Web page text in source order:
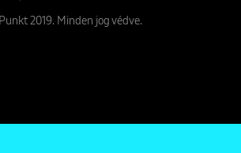
2019. Minden jog védve.